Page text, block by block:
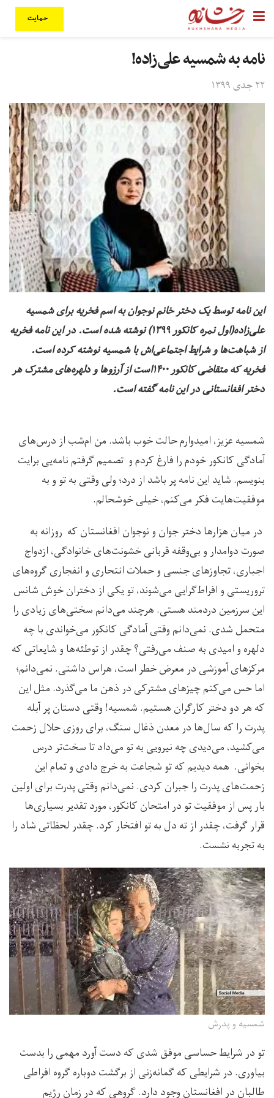
حمایت
نامه به شمسیه علی‌زاده!
۲۲ جدی ۱۳۹۹
این نامه توسط یک دختر خانم نوجوان به اسم فخریه برای شمسیه
علی‌زاده(اول نمره کانکور ۱۳۹۹) نوشته شده است. در این نامه فخریه
از شباهت‌ها و شرایط اجتماعی‌اش با شمسیه نوشته کرده است.
فخریه که متقاضی کانکور ۱۴۰۰است از آرزوها و دلهره‌های مشترک هر
دختر افغانستانی در این نامه گفته است.
شمسیه عزیز، امیدوارم حالت خوب باشد. من ام‌شب از درس‌های
آمادگی کانکور خودم را فارغ کردم و تصمیم گرفتم نامه‌یی برایت
بنویسم. شاید این نامه پر باشد از درد؛ ولی وقتی به تو و به
موفقیت‌هایت فکر می‌کنم، خیلی خوشحالم.
در میان هزارها دختر جوان و نوجوان افغانستان که روزانه به
صورت دوامدار و بی‌وقفه قربانی خشونت‌های خانوادگی، ازدواج
اجباری، تجاوزهای جنسی و حملات انتحاری و انفجاری گروه‌های
تروریستی و افراط‌‌گرایی می‌شوند، تو یکی از دختران خوش شانس
این سرزمین دردمند هستی. هرچند می‌دانم سختی‌های زیادی را
متحمل شدی. نمی‌دانم وقتی آمادگی کانکور می‌خواندی با چه
دلهره‌ و امیدی به صنف می‌رفتی؟ چقدر از توطئه‌ها و شایعاتی که
مرکز‌های آموزشی در معرض خطر است، هراس داشتی. نمی‌دانم؛
اما حس می‌کنم چیزهای مشترکی در ذهن ما می‌گذرد. مثل این
که هر دو دختر کارگران هستیم. شمسیه! وقتی دستان پر آبله
پدرت را که سال‌ها در معدن ذغال سنگ، برای روزی حلال زحمت
می‌کشید، می‌دیدی چه نیرویی به تو می‌داد تا سخت‌تر درس
بخوانی. همه دیدیم که تو شجاعت به خرج دادی و تمام این
زحمت‌های پدرت را جبران کردی. نمی‌دانم وقتی پدرت برای اولین
بار پس از موفقیت تو در امتحان کانکور، مورد تقدیر بسیاری‌ها
قرار گرفت، چقدر از ته دل به تو افتخار کرد. چقدر لحظاتی شاد را
به تجربه نشست.
شمسیه و پدرش
تو در شرایط حساسی موفق شدی که دست آورد مهمی را بدست
بیاوری. در شرایطی که گمانه‌زنی از برگشت دوباره گروه افراطی
طالبان در افغانستان وجود دارد. گروهی که در زمان رژیم